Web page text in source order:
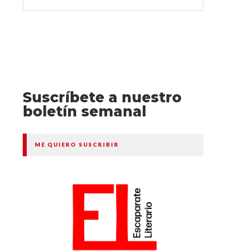
Suscríbete a nuestro
boletín semanal
ME QUIERO SUSCRIBIR